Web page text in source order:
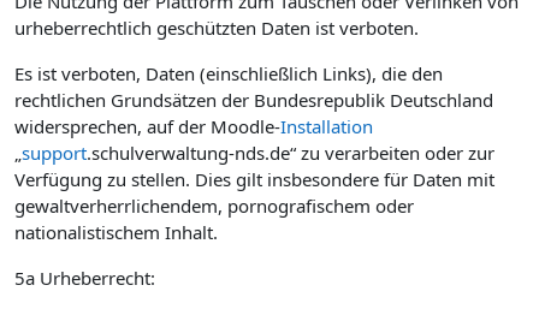
urheberrechtlich geschützten Daten ist verboten.
Es ist verboten, Daten (einschließlich Links), die den
rechtlichen Grundsätzen der Bundesrepublik Deutschland
widersprechen, auf der Moodle-Installation
support.schulverwaltung-nds.de“ zu verarbeiten oder zur
Verfügung zu stellen. Dies gilt insbesondere für Daten mit
gewaltverherrlichendem, pornografischem oder
nationalistischem Inhalt.
5a Urheberrecht: